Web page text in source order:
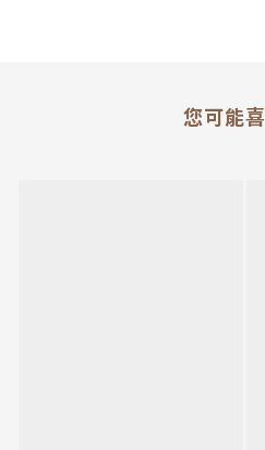
您可能